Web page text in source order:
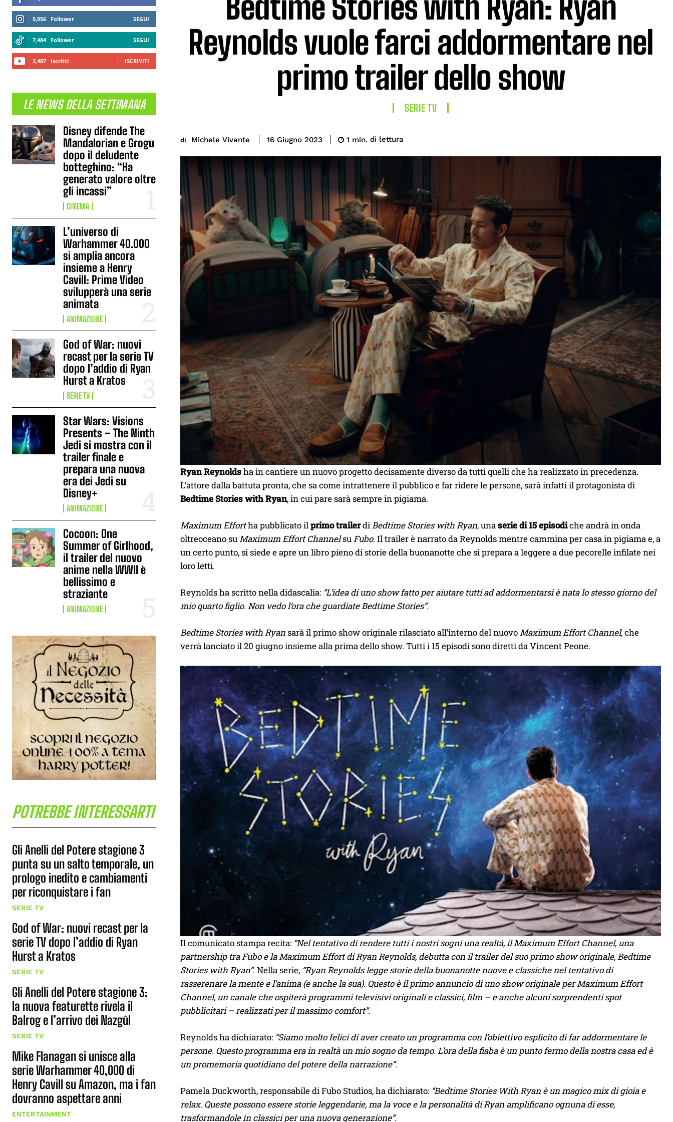
5,056 Follower SEGUI
7,484 Follower SEGUI
2,487 Iscritti ISCRIVITI
LE NEWS DELLA SETTIMANA
Disney difende The
Mandalorian e Grogu
dopo il deludente
botteghino: “Ha
generato valore oltre
gli incassi”
CINEMA
L’universo di
Warhammer 40.000
si amplia ancora
insieme a Henry
Cavill: Prime Video
svilupperà una serie
animata
ANIMAZIONE
God of War: nuovi
recast per la serie TV
dopo l’addio di Ryan
Hurst a Kratos
SERIE TV
Star Wars: Visions
Presents – The Ninth
Jedi si mostra con il
trailer finale e
prepara una nuova
era dei Jedi su
Disney+
ANIMAZIONE
Cocoon: One
Summer of Girlhood,
il trailer del nuovo
anime nella WWII è
bellissimo e
straziante
ANIMAZIONE
POTREBBE INTERESSARTI
Gli Anelli del Potere stagione 3
punta su un salto temporale, un
prologo inedito e cambiamenti
per riconquistare i fan
SERIE TV
God of War: nuovi recast per la
serie TV dopo l’addio di Ryan
Hurst a Kratos
SERIE TV
Gli Anelli del Potere stagione 3:
la nuova featurette rivela il
Balrog e l’arrivo dei Nazgûl
SERIE TV
Mike Flanagan si unisce alla
serie Warhammer 40,000 di
Henry Cavill su Amazon, ma i fan
dovranno aspettare anni
ENTERTAINMENT
Reynolds vuole farci addormentare nel
primo trailer dello show
SERIE TV
di Michele Vivante 16 Giugno 2023 1 min. di lettura
Ryan Reynoldsha in cantiere un nuovo progetto decisamente diverso da tutti quelli che ha realizzato in precedenza.
L’attore dalla battuta pronta, che sa come intrattenere il pubblico e far ridere le persone, sarà infatti il protagonista di
Bedtime Stories with Ryan, in cui pare sarà sempre in pigiama.
Maximum Effortha pubblicato ilprimo trailerdiBedtime Stories with Ryan, unaserie di 15 episodiche andrà in onda
oltreoceano suMaximum Effort ChannelsuFubo. Il trailer è narrato da Reynolds mentre cammina per casa in pigiama e, a
un certo punto, si siede e apre un libro pieno di storie della buonanotte che si prepara a leggere a due pecorelle infilate nei
loro letti.
Reynolds ha scritto nella didascalia: “L’idea di uno show fatto per aiutare tutti ad addormentarsi è nata lo stesso giorno del
mio quarto figlio. Non vedo l’ora che guardiate Bedtime Stories”.
Bedtime Stories with Ryansarà il primo show originale rilasciato all’interno del nuovoMaximum Effort Channel, che
verrà lanciato il 20 giugno insieme alla prima dello show. Tutti i 15 episodi sono diretti da Vincent Peone.
Il comunicato stampa recita: “Nel tentativo di rendere tutti i nostri sogni una realtà, il Maximum Effort Channel, una
partnership tra Fubo e la Maximum Effort di Ryan Reynolds, debutta con il trailer del suo primo show originale, Bedtime
Stories with Ryan”. Nella serie, “Ryan Reynolds legge storie della buonanotte nuove e classiche nel tentativo di
rasserenare la mente e l’anima (e anche la sua). Questo è il primo annuncio di uno show originale per Maximum Effort
Channel, un canale che ospiterà programmi televisivi originali e classici, film – e anche alcuni sorprendenti spot
pubblicitari – realizzati per il massimo comfort”.
Reynolds ha dichiarato: “Siamo molto felici di aver creato un programma con l’obiettivo esplicito di far addormentare le
persone. Questo programma era in realtà un mio sogno da tempo. L’ora della fiaba è un punto fermo della nostra casa ed è
un promemoria quotidiano del potere della narrazione”.
Pamela Duckworth, responsabile di Fubo Studios, ha dichiarato: “Bedtime Stories With Ryan è un magico mix di gioia e
relax. Queste possono essere storie leggendarie, ma la voce e la personalità di Ryan amplificano ognuna di esse,
trasformandole in classici per una nuova generazione”.